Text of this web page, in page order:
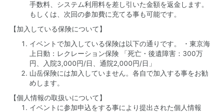
手数料、システム利用料を差し引いた金額を返金します。
もしくは、次回の参加費に充てる事も可能です。
【加入している保険について】
イベントで加入している保険は以下の通りです。 ・東京海
上日動：レクレーション保険 「死亡・後遺障害：300万
円、入院3,000円/日、通院2,000円/日」
山岳保険には加入していません。各自で加入する事をお勧
めします。
【個人情報の取扱いについて】
イベントに参加申込をする事により提出された個人情報